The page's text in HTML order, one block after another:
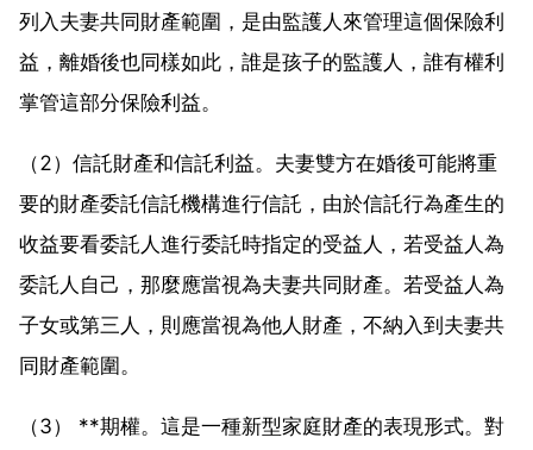
列入夫妻共同財產範圍，是由監護人來管理這個保險利
益，離婚後也同樣如此，誰是孩子的監護人，誰有權利
掌管這部分保險利益。
（2）信託財產和信託利益。夫妻雙方在婚後可能將重
要的財產委託信託機構進行信託，由於信託行為產生的
收益要看委託人進行委託時指定的受益人，若受益人為
委託人自己，那麼應當視為夫妻共同財產。若受益人為
子女或第三人，則應當視為他人財產，不納入到夫妻共
同財產範圍。
（3） **期權。這是一種新型家庭財產的表現形式。對